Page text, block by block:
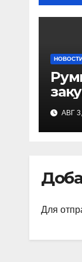
наАВГ
Для